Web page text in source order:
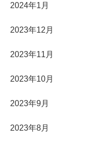
2024年1月
2023年12月
2023年11月
2023年10月
2023年9月
2023年8月